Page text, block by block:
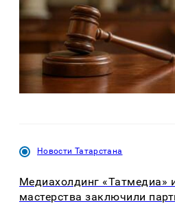
Новости Татарстана
Медиахолдинг «Татмедиа»
мастерства заключили